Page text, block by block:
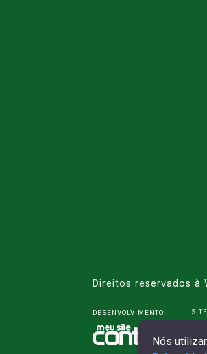
Direitos reservados à
DESENVOLVIMENTO:
Nós